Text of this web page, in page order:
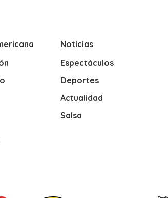
Noticias
Espectáculos
Deportes
Actualidad
Salsa